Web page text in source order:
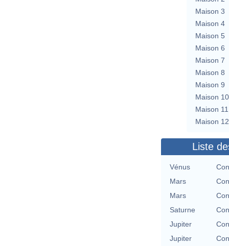
Maison 3
Maison 4
Maison 5
Maison 6
Maison 7
Maison 8
Maison 9
Maison 10
Maison 11
Maison 12
Liste
Vénus
Mars
Mars
Saturne
Jupiter
Jupiter